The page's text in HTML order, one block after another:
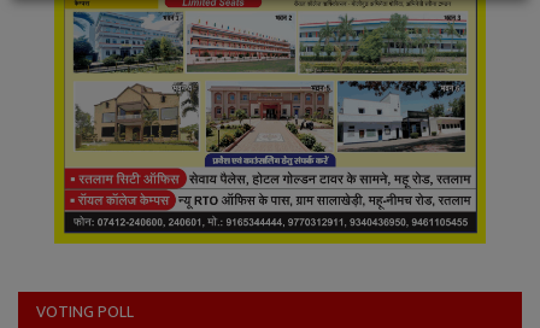
VOTING POLL